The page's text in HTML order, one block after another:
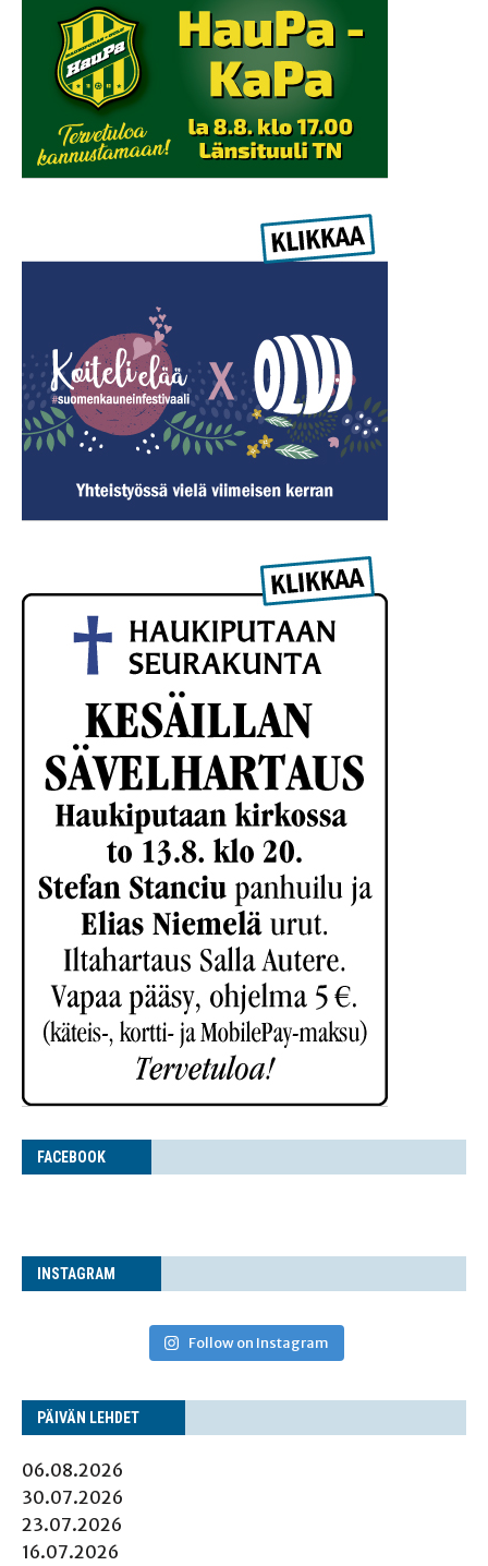
FACE­BOOK
INS­TA­GRAM
Follow on Instagram
PÄI­VÄN LEHDET
06.08.2026
30.07.2026
23.07.2026
16.07.2026